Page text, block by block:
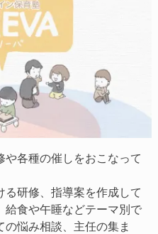
各種の催しをおこなって
研修、指導案を作成して
給食や午睡などテーマ別で
悩み相談、主任の集ま